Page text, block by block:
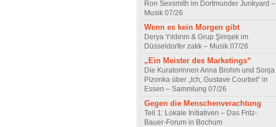
Ron Sexsmith im Dortmunder Junkyard –
Musik 07/26
Wenn es kein Morgen gibt
Derya Yıldırım & Grup Şimşek im
Düsseldorfer zakk – Musik 07/26
„Ein Meister des Marketings“
Die Kuratorinnen Anna Brohm und Sonja
Pizonka über „Ich, Gustave Courbet“ in
Essen – Sammlung 07/26
Gegen die Menschenverachtung
Teil 1: Lokale Initiativen – Das Fritz-
Bauer-Forum in Bochum